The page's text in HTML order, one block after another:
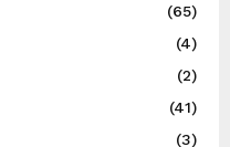
(65)
(4)
(2)
(41)
(3)